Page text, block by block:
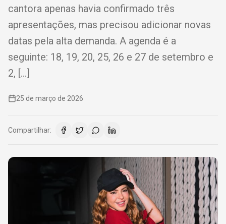
cantora apenas havia confirmado três
apresentações, mas precisou adicionar novas
datas pela alta demanda. A agenda é a
seguinte: 18, 19, 20, 25, 26 e 27 de setembro e
2, […]
25 de março de 2026
Compartilhar: